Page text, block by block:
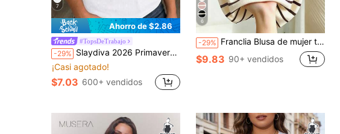
7
Ahorro de $2.86
#TopsDeTrabajo
-29% Slaydiva 2026 Primavera/Verano Nuevo Llegada Básico Casual Versátil Blanco Ajustado Sólido Color Cuello en V Camiseta sin Mangas para Mujer. Adecuado para Citas, Día de San Valentín, Temporada de Bodas, Vacaciones, Playa, Estilo Bohemio, Playas de Arena, Vuelta al Colegio, Uso Diario, Fiestas, Té de la Tarde, Atuendos de Brunch, Atuendos de Aeropuerto, Estilo Casual de Calle-D
¡Casi agotado!
$7.03 600+ vendidos
6
-29% Franclia Blusa de mujer talla grande casual elegante con cuello, sin mangas, de corte ajustado y diseño de rayas simples
$9.83 90+ vendidos